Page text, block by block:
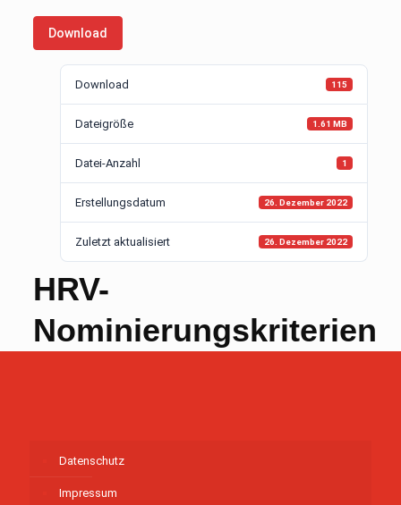
Download
Download 115
Dateigröße 1.61 MB
Datei-Anzahl 1
Erstellungsdatum 26. Dezember 2022
Zuletzt aktualisiert 26. Dezember 2022
HRV-
Nominierungskriterien
Datenschutz
Impressum